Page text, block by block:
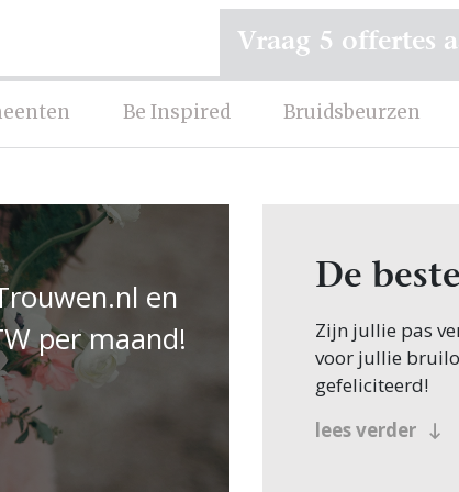
Be Inspired Bruidsbeurzen
Vraag 5 offertes
en
per maand!
De
Zijn jullie pas
voor jullie
gefeliciteerd!
Veel
lees verder